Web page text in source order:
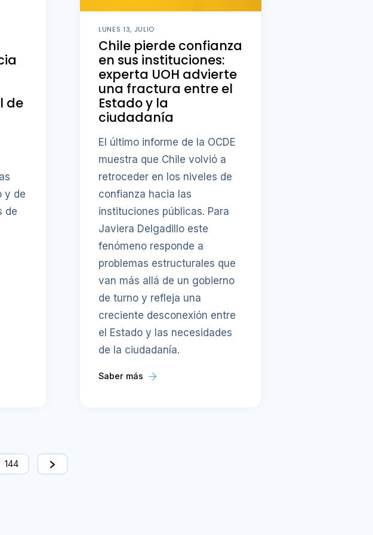
de
y de
de
LUNES 13, JULIO
Chile pierde confianza
en sus instituciones:
experta UOH advierte
una fractura entre el
Estado y la
ciudadanía
El último informe de la OCDE
muestra que Chile volvió a
retroceder en los niveles de
confianza hacia las
instituciones públicas. Para
Javiera Delgadillo este
fenómeno responde a
problemas estructurales que
van más allá de un gobierno
de turno y refleja una
creciente desconexión entre
el Estado y las necesidades
de la ciudadanía.
Saber más
144